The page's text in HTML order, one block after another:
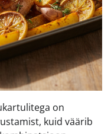
on
kuid väärib